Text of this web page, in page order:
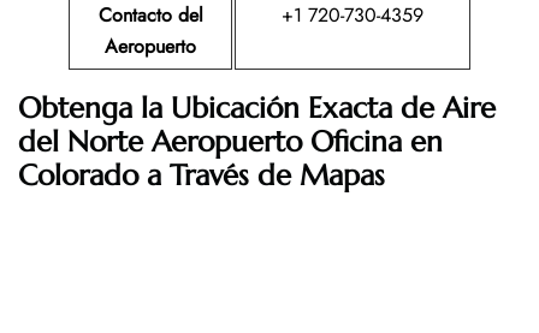
Contacto del
Aeropuerto
+1 720-730-4359
Obtenga la Ubicación Exacta de Aire
del Norte Aeropuerto Oficina en
Colorado a Través de Mapas